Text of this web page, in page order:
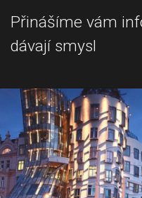
Přinášíme vám
dávají smysl